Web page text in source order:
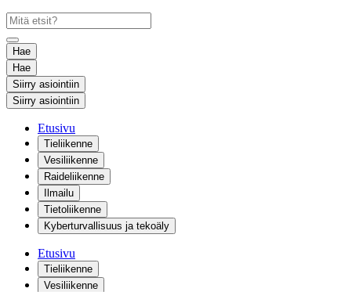
Hae
Hae
Siirry asiointiin
Siirry asiointiin
Etusivu
Tieliikenne
Vesiliikenne
Raideliikenne
Ilmailu
Tietoliikenne
Kyberturvallisuus ja tekoäly
Etusivu
Tieliikenne
Vesiliikenne